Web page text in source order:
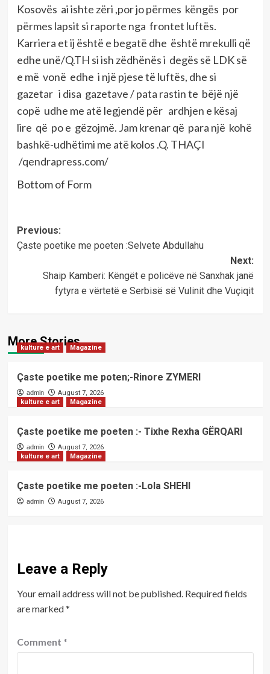
Kosovës ai ishte zëri ,por jo përmes këngës por
përmes lapsit si raporte nga frontet luftës.
Karriera et ij është e begatë dhe është mrekulli që
edhe unë/Q.TH si ish zëdhënës i degës së LDK së
e më vonë edhe i një pjese të luftës, dhe si
gazetar i disa gazetave / pata rastin te bëjë një
copë udhe me atë legjendë për ardhjen e kësaj
lire që po e gëzojmë. Jam krenar që para një kohë
bashkë-udhëtimi me atë kolos .Q. THAÇI
/qendrapress.com/
Bottom of Form
Post
navigation
Previous:
Çaste poetike me poeten :Selvete Abdullahu
Next:
Shaip Kamberi: Këngët e policëve në Sanxhak janë
fytyra e vërtetë e Serbisë së Vulinit dhe Vuçiqit
More Stories
kulture e art Magazine
Çaste poetike me poten;-Rinore ZYMERI
admin
August 7, 2026
kulture e art
Magazine
Çaste poetike me poeten :- Tixhe Rexha GËRQARI
admin
August 7, 2026
kulture e art
Magazine
Çaste poetike me poeten :-Lola SHEHI
admin August 7, 2026
Leave a Reply
Your email address will not be published. Required fields
are marked*
Comment *